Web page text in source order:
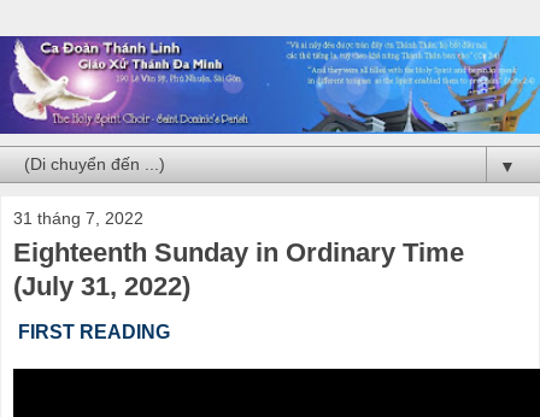
▼
31 tháng 7, 2022
Eighteenth Sunday in Ordinary Time
(July 31, 2022)
FIRST READING